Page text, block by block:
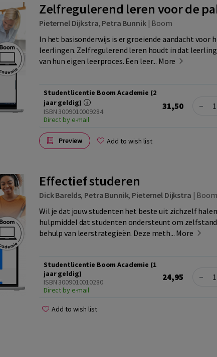
Zelfregulerend leren voor de
Pieternel Dijkstra, Petra Bunnik| Boom
In het basisonderwijs is er groeiende aandacht voor
leerlingen. Zelfregulerend leren houdt in dat
van hun eigen leerproces. Een leer... More
Studentlicentie Boom Academie (2
jaar geldig)
ISBN 3009010009284
Direct by e-mail
31,50 Quantity
−
Preview Add to wish list
Effectief studeren
Dick Barelds, Petra Bunnik, Pieternel Dijkstra | Boom
Wil je dat jouw studenten het beste uit zichzelf
hulpmiddel dat studenten ondersteunt om
behulp van leerstrategieën. Deze meth... More
Studentlicentie Boom Academie (1
jaar geldig)
ISBN 3009010010280
Direct by e-mail
24,95 Quantity
−
Add to wish list